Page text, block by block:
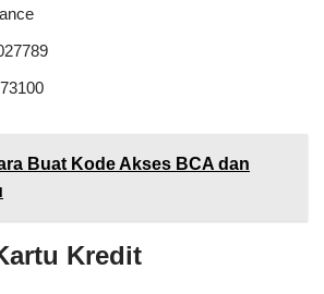
Buat Kode Akses BCA dan
Kredit